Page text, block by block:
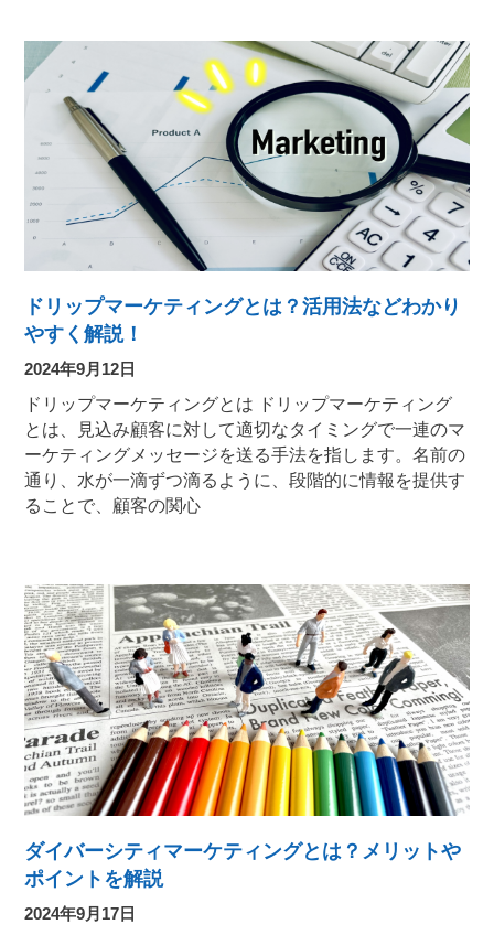
ドリップマーケティングとは？活用法などわかり
やすく解説！
2024年9月12日
ドリップマーケティングとは ドリップマーケティング
とは、見込み顧客に対して適切なタイミングで一連のマ
ーケティングメッセージを送る手法を指します。名前の
通り、水が一滴ずつ滴るように、段階的に情報を提供す
ることで、顧客の関心
ダイバーシティマーケティングとは？メリットや
ポイントを解説
2024年9月17日